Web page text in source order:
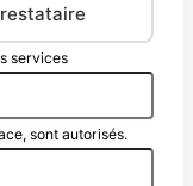
services
sont autorisés.